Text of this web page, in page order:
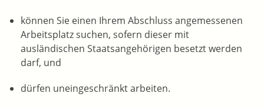
können Sie einen Ihrem Abschluss angemessenen
Arbeitsplatz suchen, sofern dieser mit
ausländischen Staatsangehörigen besetzt werden
darf, und
dürfen uneingeschränkt arbeiten.